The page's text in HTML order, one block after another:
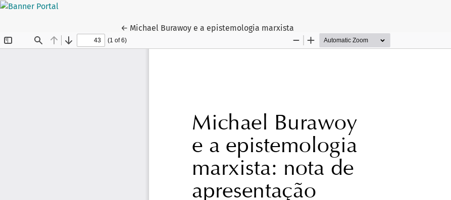
← Voltar aos Detalhes do Artigo
Michael Burawoy e a epistemologia marxista